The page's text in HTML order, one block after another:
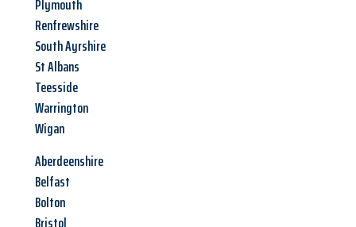
Plymouth
Renfrewshire
South Ayrshire
St Albans
Teesside
Warrington
Wigan
Aberdeenshire
Belfast
Bolton